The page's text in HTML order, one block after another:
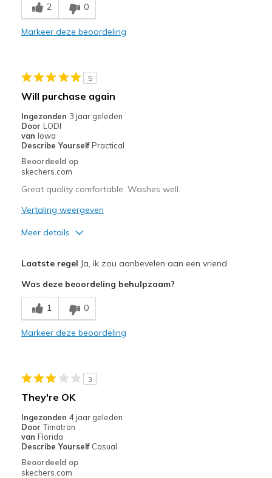
Beste toepassingen
Pickleball
Sizing
Feels true to size
View On Shoes
Shoes are for Wearing
2 0
Markeer deze beoordeling
5
Will purchase again
Ingezonden 3 jaar geleden
Door LODI
van Iowa
Describe Yourself Practical
Beoordeeld op
skechers.com
Great quality comfortable. Washes well.
Vertaling weergeven
Meer details
Beste toepassingen
Casual Wear
View On Shoes
Shoes are for Wearing
Laatste regel Ja, ik zou aanbevelen aan een vriend
Was deze beoordeling behulpzaam?
1 0
Markeer deze beoordeling
3
They're OK
Ingezonden 4 jaar geleden
Door Timatron
van Florida
Describe Yourself Casual
Beoordeeld op
skechers.com